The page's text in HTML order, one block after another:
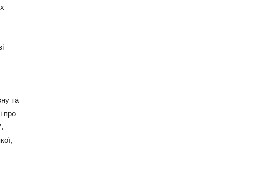
та
про